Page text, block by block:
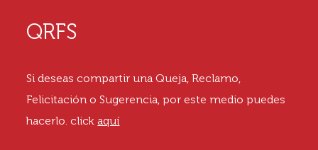
QRFS
Si deseas compartir una Queja, Reclamo,
Felicitación o Sugerencia, por este medio puedes
hacerlo. clickaquí